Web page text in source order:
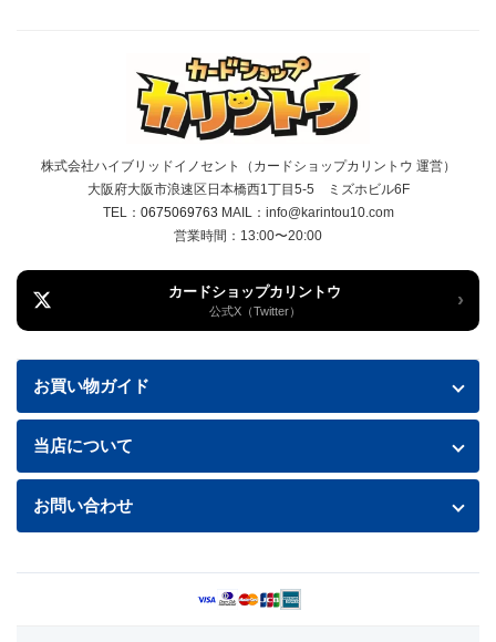
株式会社ハイブリッドイノセント（カードショップカリントウ 運営）
大阪府大阪市浪速区日本橋西1丁目5-5 ミズホビル6F
TEL： 0675069763 MAIL：info@karintou10.com
営業時間：13:00〜20:00
カードショップカリントウ
公式X（Twitter） ›
お買い物ガイド
お買い物ガイド
送料・配送について
お支払い方法
当店について
特定商取引法に基づく表記
お問い合わせ